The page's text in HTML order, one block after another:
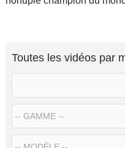
Toutes les vidéos par